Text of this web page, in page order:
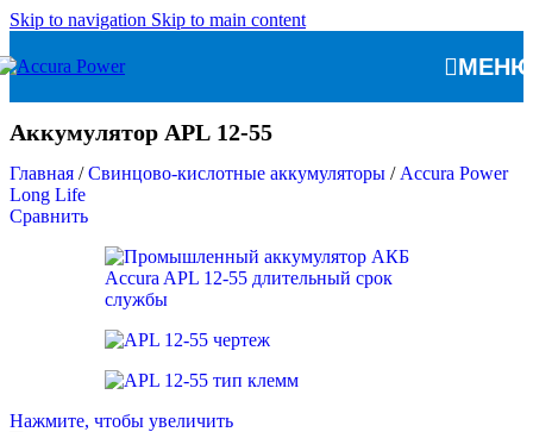
Skip to navigation Skip to main content
Аккумулятор APL 12-55
Главная / Свинцово-кислотные аккумуляторы / Accura Power
Long Life
Сравнить
Нажмите, чтобы увеличить